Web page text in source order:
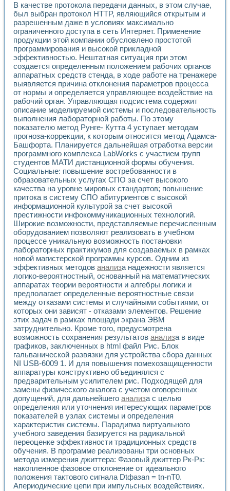
Система управления асинхронным тиристорным
Лазерный профилометр
Применение средств NATIONAL INSTRUMENTS для
Разработка автоматизированного стенда для
Автоматизированный стенд рентгеновской диагностики
Высокочувствительные оптоэлектронные
Установка для измерения диэлектрических свойств
Исследование кинетики зарождения и развития
Лабораторный электрический импедансный томограф на
Микрозондовая система для характеризации
Метод траекторий в исследовании
Промышленная автоматизация
Автоматизация технологических процессов получения
Использование систем технического зрения для контроля
Исследование электромагнитных переходных процессов
Применение LabVIEW при разработке обучающих
Разработка виртуальных тренажеров путем
Система блокировок, сигнализации и защиты ускорителя
Система сбора данных и управления процессом
Управление температурой газовой среды специальной
Разработка программного обеспечения с
Использование технологий NATIONAL INSTRUMENTS
Оборудование для промышленной термотрансферной
Автоматизация реометрических исследований на базе
Применение измерителя иммитанса для исследова¬ния
Исследование электромагнитных переходных процессов
Стенд для исследования электрических переходных
Автоматизация контроля сварных швов на базе
Измерительный контроль с применением
Моделирование надежности и эффективности систем
Лабораторные практикумы и учебные стенды
Автоматизация лабораторного стенда по измерению
Автоматизированные лабораторные комплексы для
Виртуальный прибор для исследования нелинейных
Использование виртуальных приборов в процесе
Использование программ ELECTRONICS WORKBENCH-
Лабораторный практикум по дисциплине «Цифровые
Лабораторный практикум по ИНС на основе LabVIEW
Лабораторный практикум по основам теории коммутации
Опыт использования NI LabVIEW для создания
Применение LabVIEW для исследования течения в
Создание виртуальной работы «Изучение магнитных
Обратный маятник
Устройство для изучения основ интерфейсов обмена по
Лабораторный практикум: изучение адиабатического
Стенд для исследования электрических переходных
Система статистической обработки результатов
Автоматизация лазерно-плазменных измерений с
Модельно-измерительный комплекс. Назначение. Состав.
Использование технологий NATIONAL INSTRUMENTS
В качестве протокола передачи данных, в этом случае,
был выбран протокол HTTP, являющийся открытым и
разрешенным даже в условиях максимально
ограниченного доступа в сеть Интернет. Применение
продукции этой компании обусловлено простотой
программирования и высокой прикладной
эффективностью. Нештатная ситуация при этом
создается определенным положением рабочих органов
аппаратных средств стенда, в ходе работе на тренажере
выявляется причина отклонения параметров процесса
от нормы и определяется управляющее воздействие на
рабочий орган. Управляющая подсистема содержит
описание моделируемой системы и последовательность
выполнения лабораторной работы. По этому
показателю метод Рунге- Кутта 4 уступает методам
прогноза-коррекции, к которым относится метод Адамса-
Башфорта. Планируется дальнейшая отработка версии
программного комплекса LabWorks с участием групп
студентов МАТИ дистанционной формы обучения.
Социальные: повышение востребованности в
образовательных услугах СПО за счет высокого
качества на уровне мировых стандартов; повышение
притока в систему СПО абитуриентов с высокой
информационной культурой за счет высокой
престижности инфокоммуникационных технологий.
Широкие возможности, представляемые перечисленным
оборудованием позволяют реализовать в учебном
процессе уникальную возможность постановки
лабораторных практикумов для создаваемых в рамках
новой магистерской программы курсов. Одним из
эффективных методов анализа надежности является
логико-вероятностный, основанный на математических
аппаратах теории вероятности и алгебры логики и
предполагает определенные вероятностные связи
между отказами системы и случайными событиями, от
которых они зависят - отказами элементов. Решение
этих задач в рамках площади экрана ЭВМ
затруднительно. Кроме того, предусмотрена
возможность сохранения результатов анализа в виде
графиков, заключенных в html файл Рис. Блок
гальванической развязки для устройства сбора данных
NI USB-6009 1. И для повышения помехозащищенности
аппаратуры конструктивно объединялся с
предварительным усилителем рис. Подходящей для
замены физического аналога с учетом оговоренных
допущений, для дальнейшего анализа с целью
определения или уточнения интересующих параметров
показателей в узлах системы и определения
характеристик системы. Парадигма виртуального
учебного заведения базируется на радикальной
переоценке эффективности традиционных средств
обучения. В программе реализованы три основных
метода измерения джиттера: Фазовый джиттер Рк-Рк:
накопленное фазовое отклонение от идеального
положения тактового сигнала Dtфазаn = tn-nT0.
Апериодические цепи при импульсных воздействиях.